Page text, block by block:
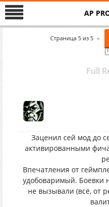
AP
Страница 5 из 5 «
Full
Заценил сей мод до
активированными
Впечатления от
удобоваримый. Боевки
не вызывали (всё, от